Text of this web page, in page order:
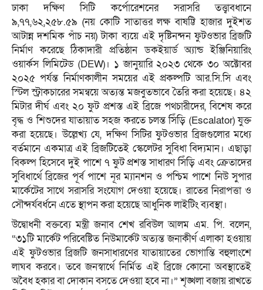
ঢাকা দক্ষিণ সিটি কর্পোরেশনের সরাসরি তত্ত্বাবধানে
৯,৭৭,৬২,২৫৮.৫৯ (নয় কোটি সাতাত্তর লক্ষ বাষট্টি হাজার দুইশত
আটান্ন দশমিক পাঁচ নয়) টাকা ব্যয়ে এই দৃষ্টিনন্দন ফুটওভার ব্রিজটি
নির্মাণ করেছে ঠিকাদারী প্রতিষ্ঠান ডকইয়ার্ড অ্যান্ড ইঞ্জিনিয়ারিং
ওয়ার্কস লিমিটেড (DEW)। ১ জানুয়ারি ২০২৩ থেকে ৩০ অক্টোবর
২০২৫ পর্যন্ত নির্মাণকালীন সময়ের এই প্রকল্পটি আর.সি.সি এবং
স্টিল স্ট্রাকচারের সমন্বয়ে অত্যন্ত মজবুতভাবে তৈরি করা হয়েছে। ৪২
মিটার দীর্ঘ এবং ২০ ফুট প্রশস্ত এই ব্রিজে পথচারীদের, বিশেষ করে
বৃদ্ধ ও শিশুদের যাতায়াত সহজ করতে চলন্ত সিঁড়ি (Escalator) যুক্ত
করা হয়েছে। উল্লেখ্য যে, দক্ষিণ সিটির ফুটওভার ব্রিজগুলোর মধ্যে
বর্তমানে একমাত্র এই ব্রিজটিতেই স্কেলেটর সুবিধা বিদ্যমান। এছাড়া
বিকল্প হিসেবে দুই পাশে ৭ ফুট প্রশস্ত সাধারণ সিঁড়ি এবং ক্রেতাদের
সুবিধার্থে ব্রিজের পূর্ব পাশে নূর ম্যানশন ও পশ্চিম পাশে নিউ সুপার
মার্কেটের সাথে সরাসরি সংযোগ দেওয়া হয়েছে। রাতের নিরাপত্তা ও
সৌন্দর্যবর্ধনে এতে স্থাপন করা হয়েছে আধুনিক লাইটিং ব্যবস্থা।
উদ্বোধনী বক্তব্যে মন্ত্রী জনাব শেখ রবিউল আলম এম. পি. বলেন,
“৩১টি মার্কেট পরিবেষ্টিত নিউমার্কেট অত্যন্ত জনাকীর্ণ এলাকা হওয়ায়
এই ফুটওভার ব্রিজটি জনসাধারণের যাতায়াতের ভোগান্তি বহুলাংশে
লাঘব করবে। তবে জনস্বার্থে নির্মিত এই ব্রিজে কোনো অবস্থাতেই
অবৈধ হকার বা দোকান বসতে দেওয়া হবে না।” শৃঙ্খলা বজায় রাখতে